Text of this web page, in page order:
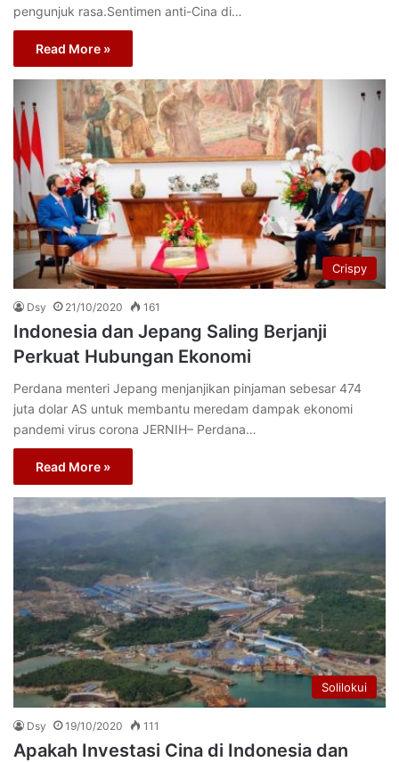
pengunjuk rasa.Sentimen anti-Cina di…
Read More »
Crispy
Dsy 21/10/2020 161
Indonesia dan Jepang Saling Berjanji
Perkuat Hubungan Ekonomi
Perdana menteri Jepang menjanjikan pinjaman sebesar 474
juta dolar AS untuk membantu meredam dampak ekonomi
pandemi virus corona JERNIH– Perdana…
Read More »
Solilokui
Dsy 19/10/2020 111
Apakah Investasi Cina di Indonesia dan